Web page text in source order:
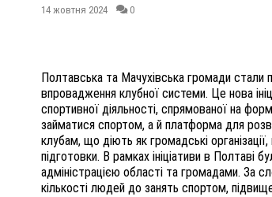
14 жовтня 2024 0
Полтавська та Мачухівська громади
впровадження клубної системи. Це нова
спортивної діяльності, спрямованої на
займатися спортом, а й платформа для
клубам, що діють як громадські
підготовки. В рамках ініціативи в Полтаві
адміністрацією області та громадами. За
кількості людей до занять спортом,